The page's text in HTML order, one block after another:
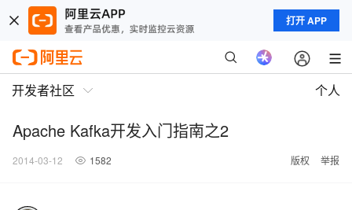
打开 APP
开发者社区 个人
Apache Kafka开发入门指南之2
2014-03-12 1582 版权 举报